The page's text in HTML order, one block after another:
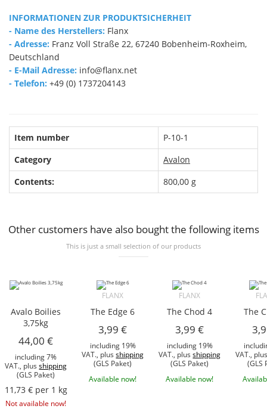
INFORMATIONEN ZUR PRODUKTSICHERHEIT
- Name des Herstellers: Flanx
- Adresse: Franz Voll Straße 22, 67240 Bobenheim-Roxheim,
Deutschland
- E-Mail Adresse: info@flanx.net
- Telefon: +49 (0) 1737204143
Item number
P-10-1
Category
Avalon
Contents:
800,00 g
Other customers have also bought the following items
This is just a small selection of our products
Avalo Boilies
3,75kg
44,00 €
including 7%
VAT., plusshipping
(GLS Paket)
11,73 € per 1 kg
Not available now!
FLANX
The Edge 6
3,99 €
including 19%
VAT., plusshipping
(GLS Paket)
Available now!
FLANX
The Chod 4
3,99 €
including 19%
VAT., plusshipping
(GLS Paket)
Available now!
The
VAT.,
(GLS